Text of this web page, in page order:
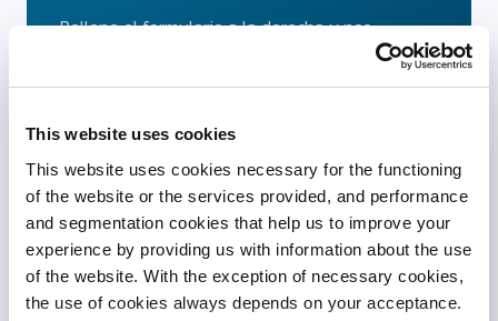
This website uses cookies
This website uses cookies necessary for the functioning
of the website or the services provided, and performance
and segmentation cookies that help us to improve your
experience by providing us with information about the use
of the website. With the exception of necessary cookies,
the use of cookies always depends on your acceptance.
Envíanos tuSolicitud de demo
Rellene el formulario a la derecha y nos
pondremos en contacto con usted lo antes